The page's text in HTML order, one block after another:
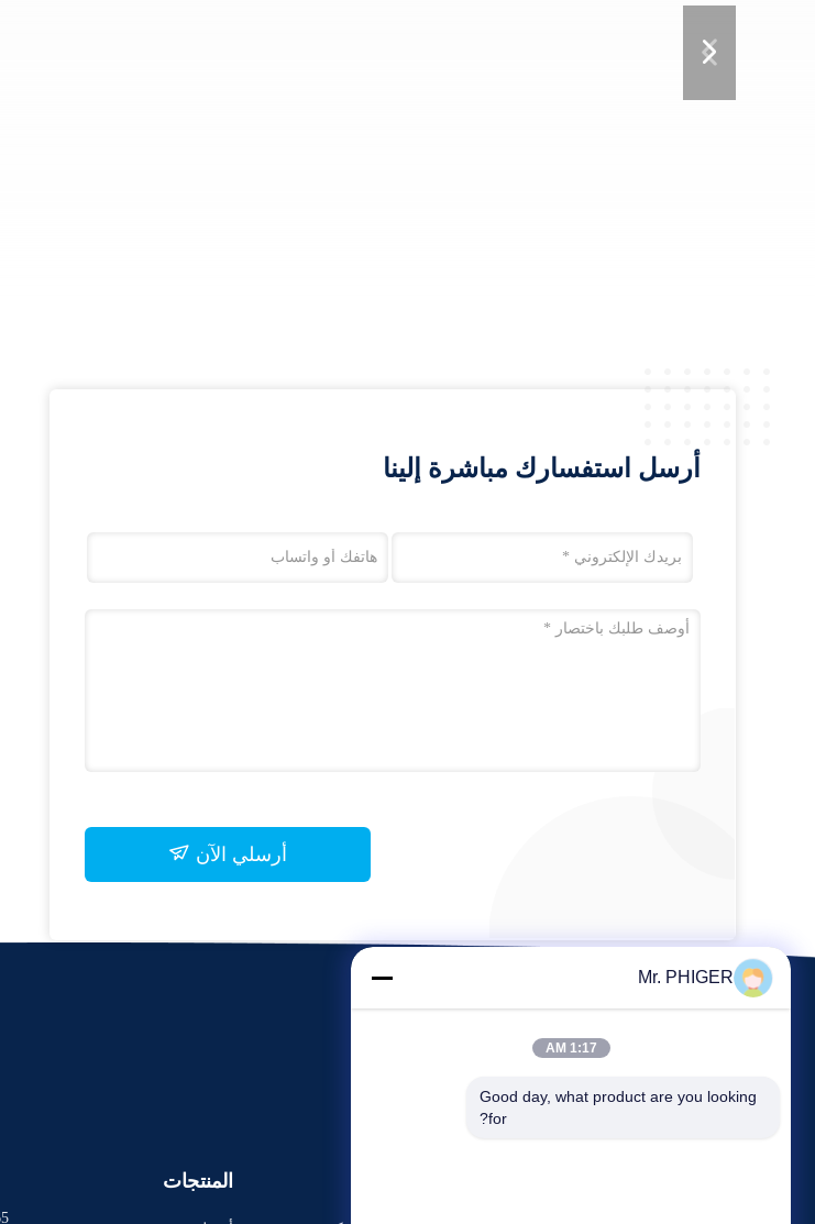
أرسل استفسارك مباشرة إلينا
أرسلي الآن
SHANGHAI, CHINA
المنتجات
Mr. PHIGER
1:17 AM
Good day, what product are you looking
for?